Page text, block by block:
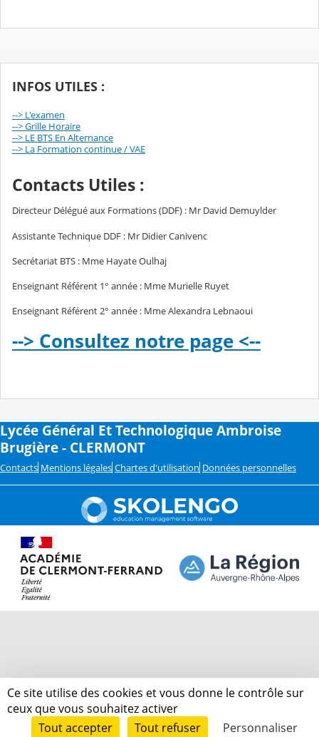
INFOS UTILES :
--> L'examen
--> Grille Horaire
--> LE BTS En Alternance
--> La Formation continue / VAE
Contacts Utiles :
Directeur Délégué aux Formations (DDF) : Mr David Demuylder
Assistante Technique DDF : Mr Didier Canivenc
Secrétariat BTS : Mme Hayate Oulhaj
Enseignant Référent 1° année : Mme Murielle Ruyet
Enseignant Référent 2° année : Mme Alexandra Lebnaoui
--> Consultez notre page <--
Lycée Général Et Technologique Ambroise
Brugière - CLERMONT
Contacts Mentions légales Chartes d'utilisation Données personnelles
Ce site utilise des cookies et vous donne le contrôle sur
ceux que vous souhaitez activer
Tout accepter
Tout refuser Personnaliser